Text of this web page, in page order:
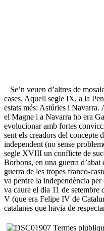
Se’n veuen d’altres de
cases. Aquell segle IX, a la
estats més: Astúries i
el Magne i a Navarra ho era
evolucionar amb fortes
sent els creadors del concepte
independent (no sense
segle XVIII un conflicte de
Borbons, en una guerra
guerra de les tropes franco-
va perdre la independència
va caure el dia 11 de
V (que era Felipe IV de
catalanes que havia de